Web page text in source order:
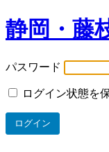
静岡・藤
パスワード
ログイン状態を